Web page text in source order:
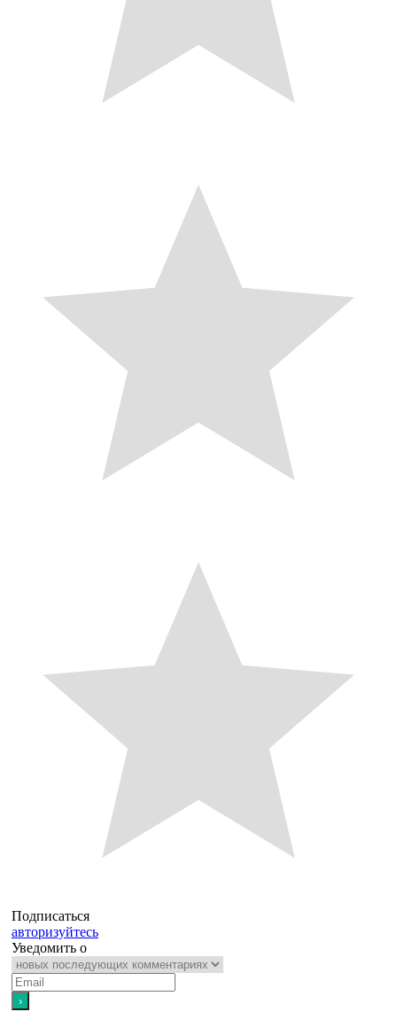
Подписаться
авторизуйтесь
Уведомить о